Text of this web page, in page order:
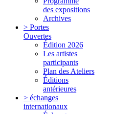
des expositions
Archives
> Portes
Ouvertes
Édition 2026
Les artistes
participants
Plan des Ateliers
Éditions
antérieures
> échanges
internationaux